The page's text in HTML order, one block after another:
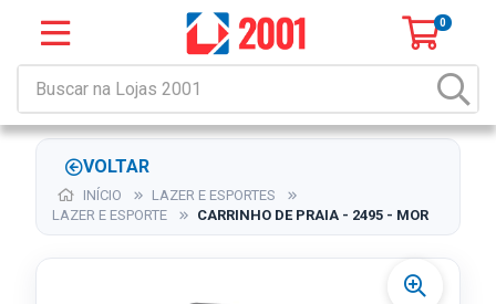
0
VOLTAR
INÍCIO
LAZER E ESPORTES
LAZER E ESPORTE
CARRINHO DE PRAIA - 2495 - MOR